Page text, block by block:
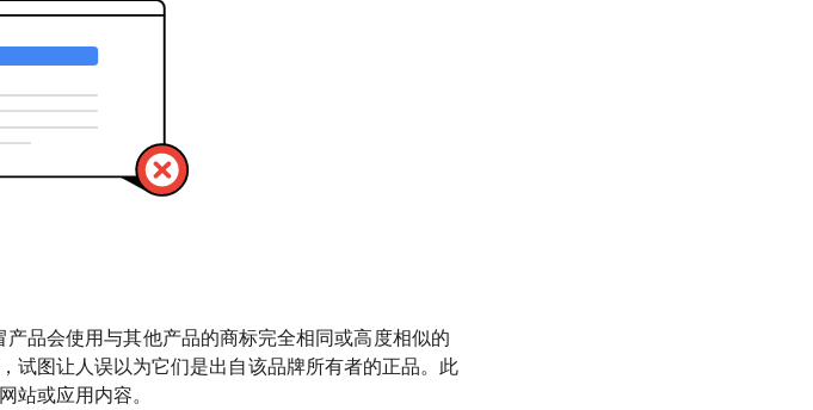
品会使用与其他产品的商标完全相同或高度相似的
试图让人误以为它们是出自该品牌所有者的正品。此
站或应用内容。